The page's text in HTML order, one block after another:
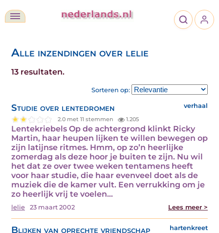
Alle inzendingen over lelie
13 resultaten.
Sorteren op:
Studie over lentedromen verhaal
2.0 met 11 stemmen 1.205
Lentekriebels Op de achtergrond klinkt Ricky
Martin, haar heupen lijken te willen bewegen op
zijn latijnse ritmes. Hmm, op zo’n heerlijke
zomerdag als deze hoor je buiten te zijn. Nu wil
het dat ze over twee weken tentamens heeft
voor haar studie, die haar evenveel doet als de
muziek die de kamer vult. Een verrukking om je
zo heerlijk vrij te voelen…
lelie 23 maart 2002 Lees meer >
Blijken van oprechte vriendschap hartenkreet